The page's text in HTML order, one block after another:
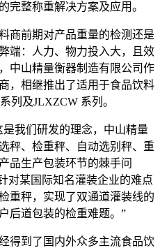
完整称重解决方案及应用。
商前期对产品重量的检测还是
端：人力、物力投入大，且效
中山精量衡器制造有限公司作
，相继推出了适用于食品饮料
列及JLXZCW 系列。
我们研发的理念，中山精量
秤、检重秤、自动选别秤、重
品生产包装环节的棘手问
对某国际知名灌装企业的难点
重秤，实现了双通道灌装线的
后道包装的检重难题。”
得到了国内外众多主流食品饮